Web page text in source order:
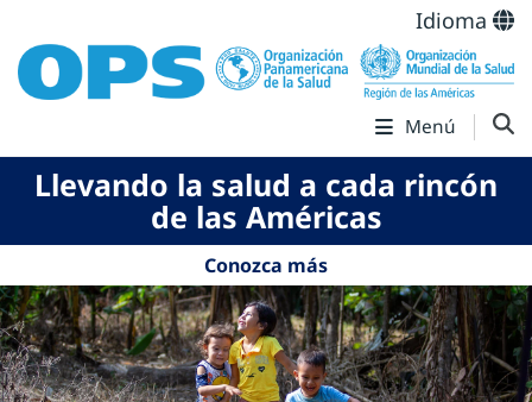
Idioma
Menú
Llevando la salud a cada rincón
de las Américas
Conozca más